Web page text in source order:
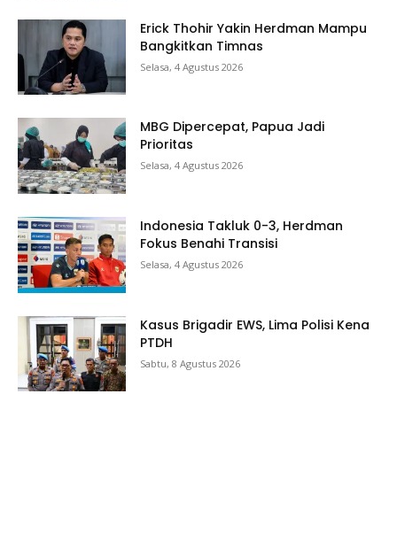
Erick Thohir Yakin Herdman Mampu
Bangkitkan Timnas
Selasa, 4 Agustus 2026
MBG Dipercepat, Papua Jadi
Prioritas
Selasa, 4 Agustus 2026
Indonesia Takluk 0-3, Herdman
Fokus Benahi Transisi
Selasa, 4 Agustus 2026
Kasus Brigadir EWS, Lima Polisi Kena
PTDH
Sabtu, 8 Agustus 2026